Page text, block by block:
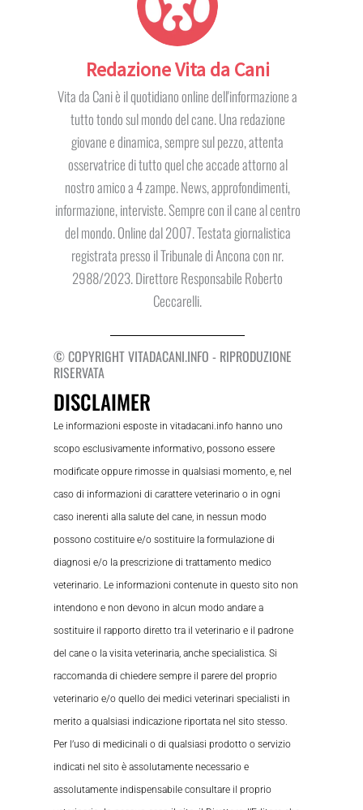
Redazione Vita da Cani
Vita da Cani è il quotidiano online dell'informazione a
tutto tondo sul mondo del cane. Una redazione
giovane e dinamica, sempre sul pezzo, attenta
osservatrice di tutto quel che accade attorno al
nostro amico a 4 zampe. News, approfondimenti,
informazione, interviste. Sempre con il cane al centro
del mondo. Online dal 2007. Testata giornalistica
registrata presso il Tribunale di Ancona con nr.
2988/2023. Direttore Responsabile Roberto
Ceccarelli.
© COPYRIGHT VITADACANI.INFO - RIPRODUZIONE
RISERVATA
DISCLAIMER
Le informazioni esposte in vitadacani.info hanno uno
scopo esclusivamente informativo, possono essere
modificate oppure rimosse in qualsiasi momento, e, nel
caso di informazioni di carattere veterinario o in ogni
caso inerenti alla salute del cane, in nessun modo
possono costituire e/o sostituire la formulazione di
diagnosi e/o la prescrizione di trattamento medico
veterinario. Le informazioni contenute in questo sito non
intendono e non devono in alcun modo andare a
sostituire il rapporto diretto tra il veterinario e il padrone
del cane o la visita veterinaria, anche specialistica. Si
raccomanda di chiedere sempre il parere del proprio
veterinario e/o quello dei medici veterinari specialisti in
merito a qualsiasi indicazione riportata nel sito stesso.
Per l’uso di medicinali o di qualsiasi prodotto o servizio
indicati nel sito è assolutamente necessario e
assolutamente indispensabile consultare il proprio